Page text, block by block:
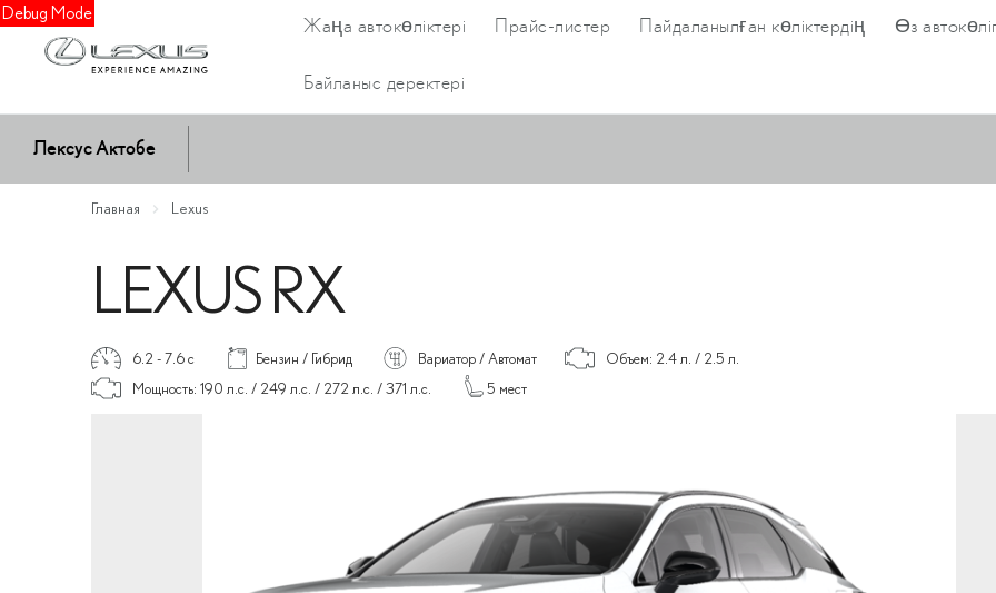
Debug Mode
Лексус Актобе
Жаңа автокөліктері Прайс-листер Пайдаланылған көліктердің Өз
Байланыс деректері
Главная Lexus
LEXUS RX
6.2 - 7.6 c Бензин / Гибрид Вариатор / Автомат
Объем: 2.4 л. / 2.5 л.
Мощность: 190 л.с. / 249 л.с. / 272 л.с. / 371 л.с.
5 мест